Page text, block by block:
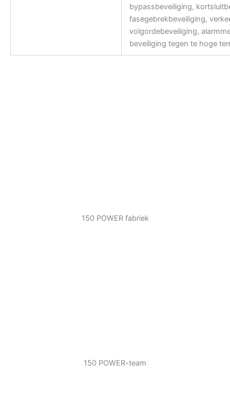
bypassbeveiliging,
fasegebrekbeveiliging,
volgordebeveiliging,
beveiliging tegen te hoge
150 POWER fabriek
150 POWER-team